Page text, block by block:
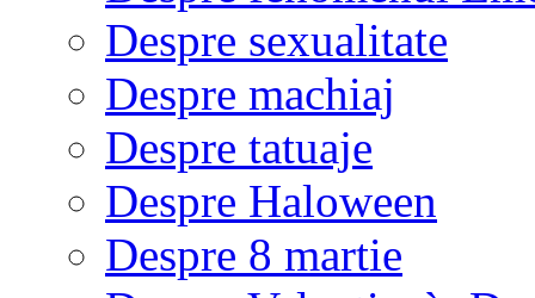
Despre sexualitate
Despre machiaj
Despre tatuaje
Despre Haloween
Despre 8 martie